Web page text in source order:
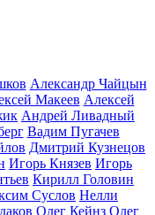
Александр Чайцын
Макеев Алексей
Андрей Ливадный
Вадим Пугачев
Дмитрий Кузнецов
Игорь Князев Игорь
Кирилл Головин
Суслов Нелли
Олег Кейнз Олег